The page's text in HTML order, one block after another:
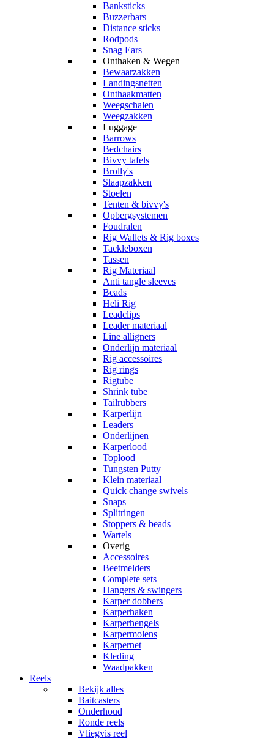
Banksticks
Buzzerbars
Distance sticks
Rodpods
Snag Ears
Onthaken & Wegen
Bewaarzakken
Landingsnetten
Onthaakmatten
Weegschalen
Weegzakken
Luggage
Barrows
Bedchairs
Bivvy tafels
Brolly's
Slaapzakken
Stoelen
Tenten & bivvy's
Opbergsystemen
Foudralen
Rig Wallets & Rig boxes
Tackleboxen
Tassen
Rig Materiaal
Anti tangle sleeves
Beads
Heli Rig
Leadclips
Leader materiaal
Line alligners
Onderlijn materiaal
Rig accessoires
Rig rings
Rigtube
Shrink tube
Tailrubbers
Karperlijn
Leaders
Onderlijnen
Karperlood
Toplood
Tungsten Putty
Klein materiaal
Quick change swivels
Snaps
Splitringen
Stoppers & beads
Wartels
Overig
Accessoires
Beetmelders
Complete sets
Hangers & swingers
Karper dobbers
Karperhaken
Karperhengels
Karpermolens
Karpernet
Kleding
Waadpakken
Reels
Bekijk alles
Baitcasters
Onderhoud
Ronde reels
Vliegvis reel